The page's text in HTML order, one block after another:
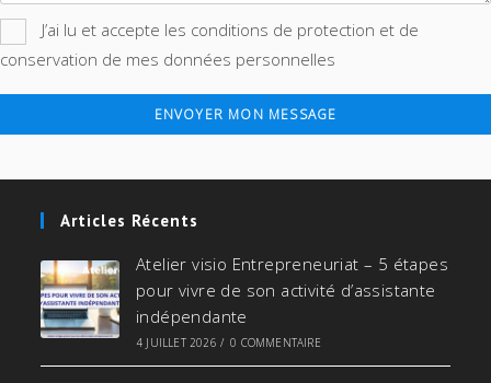
J’ai lu et accepte les conditions de protection et de
conservation de mes données personnelles
ENVOYER MON MESSAGE
Articles Récents
Atelier visio Entrepreneuriat – 5 étapes
pour vivre de son activité d’assistante
indépendante
4 JUILLET 2026 / 0 COMMENTAIRE